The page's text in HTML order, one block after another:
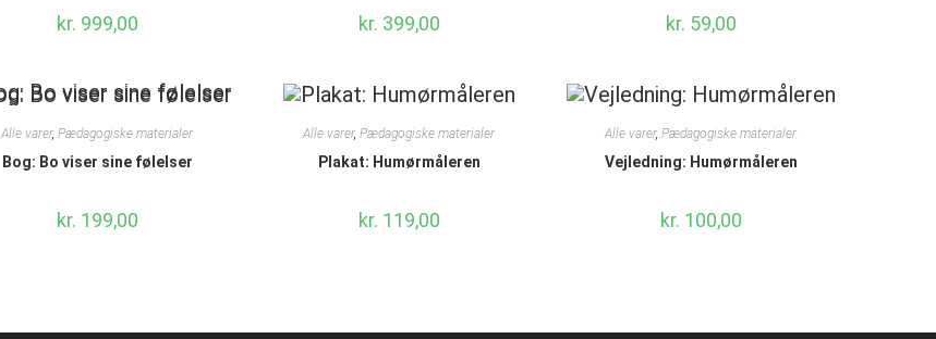
kr. 999,00 kr. 399,00 kr. 59,00
Alle varer,Pædagogiske materialer
Bog: Bo viser sine følelser
kr. 199,00
Alle varer,Pædagogiske materialer
Plakat: Humørmåleren
kr. 119,00
Alle varer,Pædagogiske materialer
Vejledning: Humørmåleren
kr. 100,00